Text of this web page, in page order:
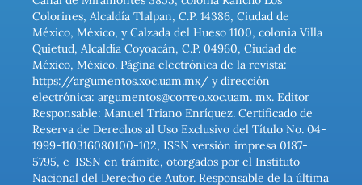
Colorines, Alcaldía Tlalpan, C.P. 14386, Ciudad de
México, México, y Calzada del Hueso 1100, colonia Villa
Quietud, Alcaldía Coyoacán, C.P. 04960, Ciudad de
México, México. Página electrónica de la revista:
https://argumentos.xoc.uam.mx/ y dirección
electrónica: argumentos@correo.xoc.uam. mx. Editor
Responsable: Manuel Triano Enríquez. Certificado de
Reserva de Derechos al Uso Exclusivo del Título No. 04-
1999-110316080100-102, ISSN versión impresa 0187-
5795, e-ISSN en trámite, otorgados por el Instituto
Nacional del Derecho de Autor. Responsable de la última